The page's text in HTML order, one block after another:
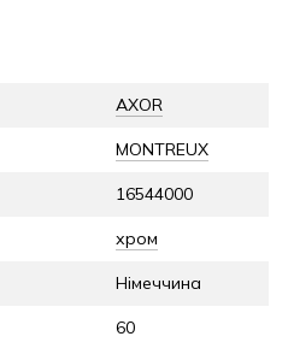
AXOR
MONTREUX
16544000
хром
Німеччина
60